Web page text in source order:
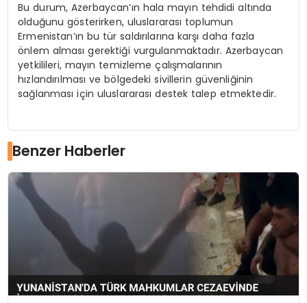
Bu durum, Azerbaycan’ın hala mayın tehdidi altında
olduğunu gösterirken, uluslararası toplumun
Ermenistan’ın bu tür saldırılarına karşı daha fazla
önlem alması gerektiği vurgulanmaktadır. Azerbaycan
yetkilileri, mayın temizleme çalışmalarının
hızlandırılması ve bölgedeki sivillerin güvenliğinin
sağlanması için uluslararası destek talep etmektedir.
Benzer Haberler